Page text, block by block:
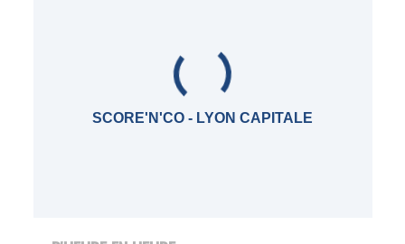
SCORE'N'CO - LYON CAPITALE